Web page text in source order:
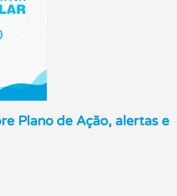
Plano de Ação, alertas e